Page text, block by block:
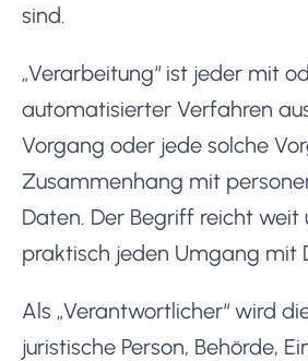
sind.
„Verarbeitung“ ist jeder mit
automatisierter Verfahren
Vorgang oder jede solche
Zusammenhang mit
Daten. Der Begriff reicht weit
praktisch jeden Umgang mit
Als „Verantwortlicher“ wird
juristische Person, Behörde,